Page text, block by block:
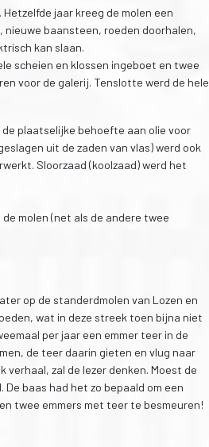
jaar kreeg de molen een
baansteen, roeden doorhalen,
kan slaan.
scheien en klossen ingeboet en twee
voor de galerij. Tenslotte werd de hele
de plaatselijke behoefte aan olie voor
uit de zaden van vlas) werd ook
Sloorzaad (koolzaad) werd het
molen (net als de andere twee
op de standerdmolen van Lozen en
wat in deze streek toen bijna niet
per jaar een emmer teer in de
de teer daarin gieten en vlug naar
verhaal, zal de lezer denken. Moest de
baas had het zo bepaald om een
twee emmers met teer te besmeuren!